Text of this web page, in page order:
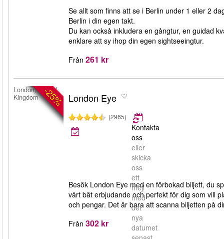
Se allt som finns att se i Berlin under 1 eller 2
Berlin i din egen takt.
Du kan också inkludera en gångtur, en guidad
enklare att sy ihop din egen sightseeingtur.
Från 261 kr
-25%
London, United
Kingdom
London Eye
(2965)
Kontakta
oss
eller
skicka
oss
ett
mejl
med
det
nya
datumet
Besök London Eye med en förbokad biljett, du
vårt bät erbjudande och perfekt för dig som vill
och pengar. Det är bara att scanna biljetten på
Från 302 kr